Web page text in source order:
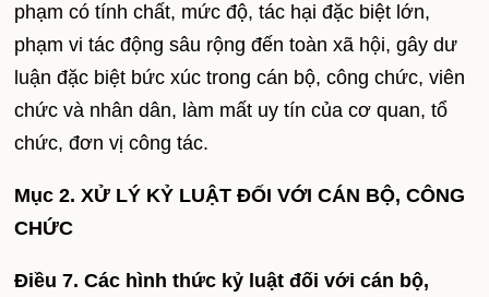
phạm có tính chất, mức độ, tác hại đặc biệt lớn,
phạm vi tác động sâu rộng đến toàn xã hội, gây dư
luận đặc biệt bức xúc trong cán bộ, công chức, viên
chức và nhân dân, làm mất uy tín của cơ quan, tổ
chức, đơn vị công tác.
Mục 2. XỬ LÝ KỶ LUẬT ĐỐI VỚI CÁN BỘ, CÔNG
CHỨC
Điều 7. Các hình thức kỷ luật đối với cán bộ,